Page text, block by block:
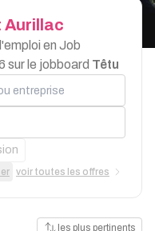
Aurillac
en Job
sur le jobboard Têtu
voir toutes les offres
les plus pertinents